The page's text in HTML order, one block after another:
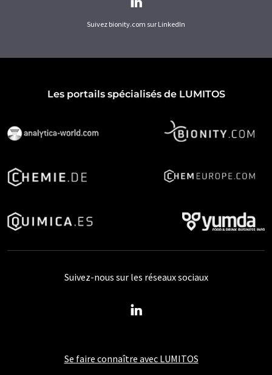
Suivez bionity.com sur LinkedIn
Les portails spécialisés de LUMITOS
Se faire connaître avec LUMITOS
Suivez-nous sur les réseaux sociaux